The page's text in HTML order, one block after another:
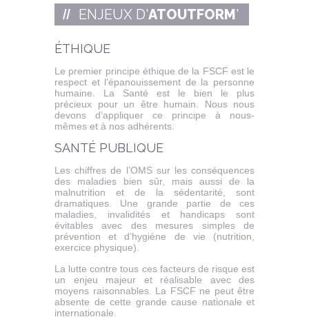
ENJEUX D'ATOUTFORM'
ÉTHIQUE
Le premier principe éthique de la FSCF est le
respect et l’épanouissement de la personne
humaine. La Santé est le bien le plus
précieux pour un être humain. Nous nous
devons d’appliquer ce principe à nous-
mêmes et à nos adhérents.
SANTÉ PUBLIQUE
Les chiffres de l’OMS sur les conséquences
des maladies bien sûr, mais aussi de la
malnutrition et de la sédentarité, sont
dramatiques. Une grande partie de ces
maladies, invalidités et handicaps sont
évitables avec des mesures simples de
prévention et d’hygiène de vie (nutrition,
exercice physique).
La lutte contre tous ces facteurs de risque est
un enjeu majeur et réalisable avec des
moyens raisonnables. La FSCF ne peut être
absente de cette grande cause nationale et
internationale.